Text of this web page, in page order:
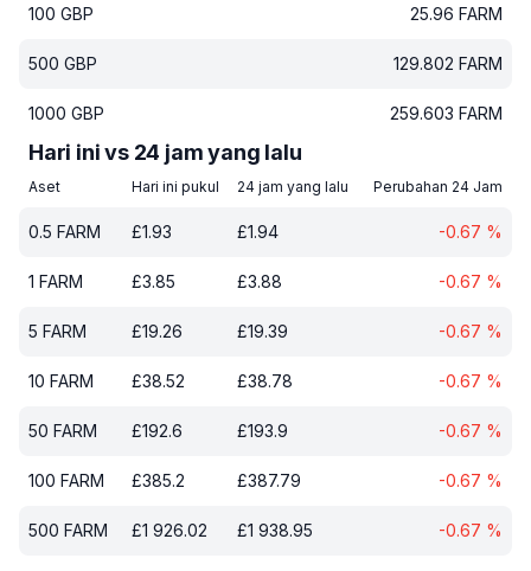
100 GBP 25.96 FARM
500 GBP 129.802 FARM
1000 GBP 259.603 FARM
Hari ini vs 24 jam yang lalu
Aset Hari ini pukul 24 jam yang lalu Perubahan 24 Jam
0.5 FARM £1.93 £1.94 -0.67 %
1 FARM £3.85 £3.88 -0.67 %
5 FARM £19.26 £19.39 -0.67 %
10 FARM £38.52 £38.78 -0.67 %
50 FARM £192.6 £193.9 -0.67 %
100 FARM £385.2 £387.79 -0.67 %
500 FARM £1 926.02 £1 938.95 -0.67 %